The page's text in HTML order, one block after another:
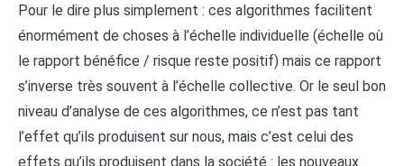
Pour le dire plus simplement : ces algorithmes facilitent
énormément de choses à l’échelle individuelle (échelle où
le rapport bénéfice / risque reste positif) mais ce rapport
s’inverse très souvent à l’échelle collective. Or le seul bon
niveau d’analyse de ces algorithmes, ce n’est pas tant
l’effet qu’ils produisent sur nous, mais c’est celui des
effets qu’ils produisent dans la société : les nouveaux